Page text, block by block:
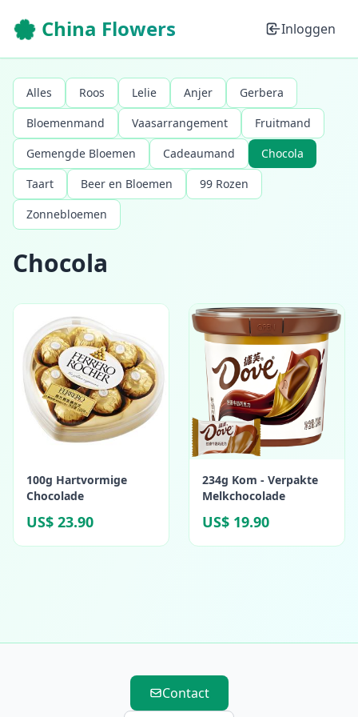
🌸 China Flowers Inloggen
Alles Roos Lelie Anjer
Gerbera
Bloemenmand
Vaasarrangement
Fruitmand
Gemengde Bloemen
Cadeaumand
Chocola
Taart
Beer en Bloemen
99 Rozen
Zonnebloemen
Chocola
100g Hartvormige
Chocolade
US$ 23.90
234g Kom - Verpakte
Melkchocolade
US$ 19.90
Contact